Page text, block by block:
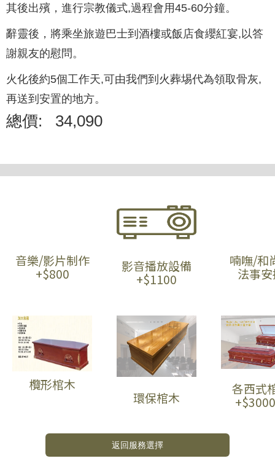
其後出殯，進行宗教儀式,過程會用45-60分鐘。
辭靈後，將乘坐旅遊巴士到酒樓或飯店食纓紅宴,以答
謝親友的慰問。
火化後約5個工作天,可由我們到火葬埸代為領取骨灰,
再送到安置的地方。
總價: 34,090
音樂/影片制作
+$800
影音播放設備
+$1100
喃嘸/和
法事
欖形棺木
環保棺木
各西式
返回服務選擇